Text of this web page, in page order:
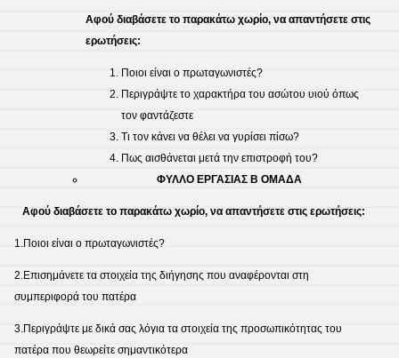
Αφού διαβάσετε το παρακάτω χωρίο, να απαντήσετε στις
ερωτήσεις:
Ποιοι είναι ο πρωταγωνιστές?
Περιγράψτε το χαρακτήρα του ασώτου υιού όπως
τον φαντάζεστε
Τι τον κάνει να θέλει να γυρίσει πίσω?
Πως αισθάνεται μετά την επιστροφή του?
ΦΥΛΛΟ ΕΡΓΑΣΙΑΣ Β ΟΜΑΔΑ
Αφού διαβάσετε το παρακάτω χωρίο, να απαντήσετε στις ερωτήσεις:
1.Ποιοι είναι ο πρωταγωνιστές?
2.Επισημάνετε τα στοιχεία της διήγησης που αναφέρονται στη
συμπεριφορά του πατέρα
3.Περιγράψτε με δικά σας λόγια τα στοιχεία της προσωπικότητας του
πατέρα που θεωρείτε σημαντικότερα